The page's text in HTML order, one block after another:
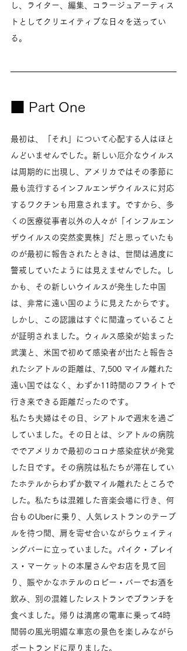
し、ライター、編集、コラージュアーティス
トとしてクリエイティブな日々を送ってい
る。
■ Part One
最初は、「それ」について心配する人はほと
んどいませんでした。新しい厄介なウイルス
は周期的に出現し、アメリカではその季節に
最も流行するインフルエンザウイルスに対応
するワクチンも用意されます。ですから、多
くの医療従事者以外の人々が「インフルエン
ザウイルスの突然変異株」だと思っていたも
のが最初に報告されたときは、世間は過度に
警戒していたようには見えませんでした。し
かも、その新しいウイルスが発生した中国
は、非常に遠い国のように見えたからです。
しかし、この認識はすぐに間違っていること
が証明されました。ウィルス感染が始まった
武漢と、米国で初めて感染者が出たと報告さ
れたシアトルの距離は、7,500 マイル離れた
遠い国ではなく、わずか11時間のフライトで
行き来できる距離だったのです。
私たち夫婦はその日、シアトルで週末を過ご
していました。その日とは、シアトルの病院
ででアメリカで最初のコロナ感染症状が発覚
した日です。その病院は私たちが滞在してい
たホテルからわずか数マイル離れたところで
した。私たちは混雑した音楽会場に行き、何
台ものUberに乗り、人気レストランのテーブ
ルを待つ間、肩を寄せ合いながらウェイティ
ングバーに立っていました。パイク・プレイ
ス・マーケットの本屋さんやお店を見て回
り、賑やかなホテルのロビー・バーでお酒を
飲み、別の混雑したレストランでブランチを
食べました。帰りは満席の電車に乗って4時
間弱の風光明媚な車窓の景色を楽しみながら
ポートランドに戻りました。